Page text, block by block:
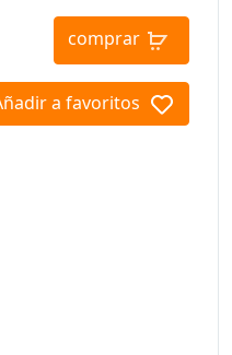
comprar
a favoritos